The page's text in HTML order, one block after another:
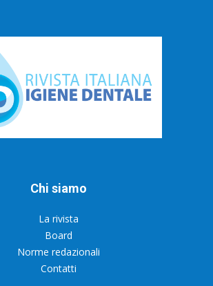
Chi siamo
La rivista
Board
Norme redazionali
Contatti